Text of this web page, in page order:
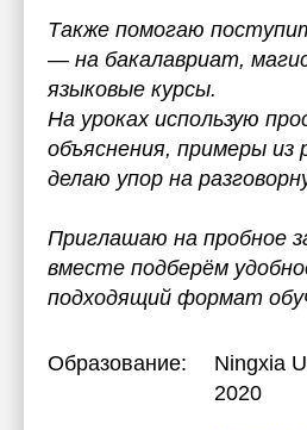
Также помогаю
— на бакалавриат,
языковые курсы.
На уроках использую
объяснения, примеры из
делаю упор на
Приглашаю на пробное
вместе подберём
подходящий формат
Образование: Ningxia
2020